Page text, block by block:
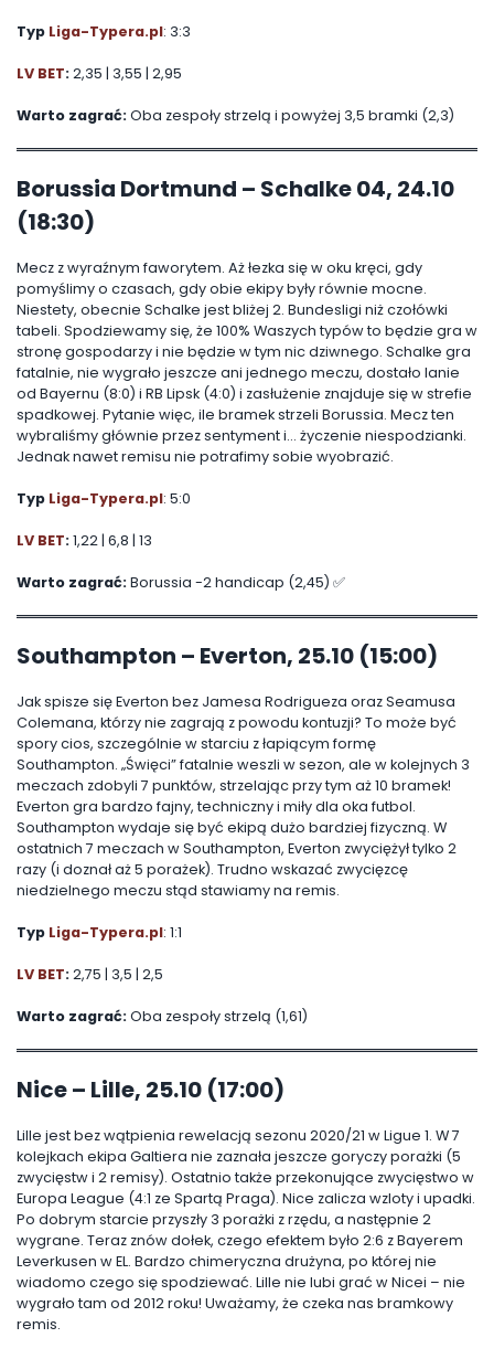
Typ Liga-Typera.pl: 3:3
LV BET:2,35 | 3,55 | 2,95
Warto zagrać:Oba zespoły strzelą i powyżej 3,5 bramki (2,3)
Borussia Dortmund – Schalke 04, 24.10
(18:30)
Mecz z wyraźnym faworytem. Aż łezka się w oku kręci, gdy
pomyślimy o czasach, gdy obie ekipy były równie mocne.
Niestety, obecnie Schalke jest bliżej 2. Bundesligi niż czołówki
tabeli. Spodziewamy się, że 100% Waszych typów to będzie gra w
stronę gospodarzy i nie będzie w tym nic dziwnego. Schalke gra
fatalnie, nie wygrało jeszcze ani jednego meczu, dostało lanie
od Bayernu (8:0) i RB Lipsk (4:0) i zasłużenie znajduje się w strefie
spadkowej. Pytanie więc, ile bramek strzeli Borussia. Mecz ten
wybraliśmy głównie przez sentyment i… życzenie niespodzianki.
Jednak nawet remisu nie potrafimy sobie wyobrazić.
Typ Liga-Typera.pl: 5:0
LV BET:1,22 | 6,8 | 13
Warto zagrać:Borussia -2 handicap (2,45) ✅
Southampton – Everton, 25.10 (15:00)
Jak spisze się Everton bez Jamesa Rodrigueza oraz Seamusa
Colemana, którzy nie zagrają z powodu kontuzji? To może być
spory cios, szczególnie w starciu z łapiącym formę
Southampton. „Święci” fatalnie weszli w sezon, ale w kolejnych 3
meczach zdobyli 7 punktów, strzelając przy tym aż 10 bramek!
Everton gra bardzo fajny, techniczny i miły dla oka futbol.
Southampton wydaje się być ekipą dużo bardziej fizyczną. W
ostatnich 7 meczach w Southampton, Everton zwyciężył tylko 2
razy (i doznał aż 5 porażek). Trudno wskazać zwycięzcę
niedzielnego meczu stąd stawiamy na remis.
Typ Liga-Typera.pl: 1:1
LV BET:2,75 | 3,5 | 2,5
Warto zagrać:Oba zespoły strzelą (1,61)
Nice – Lille, 25.10 (17:00)
Lille jest bez wątpienia rewelacją sezonu 2020/21 w Ligue 1. W 7
kolejkach ekipa Galtiera nie zaznała jeszcze goryczy porażki (5
zwycięstw i 2 remisy). Ostatnio także przekonujące zwycięstwo w
Europa League (4:1 ze Spartą Praga). Nice zalicza wzloty i upadki.
Po dobrym starcie przyszły 3 porażki z rzędu, a następnie 2
wygrane. Teraz znów dołek, czego efektem było 2:6 z Bayerem
Leverkusen w EL. Bardzo chimeryczna drużyna, po której nie
wiadomo czego się spodziewać. Lille nie lubi grać w Nicei – nie
wygrało tam od 2012 roku! Uważamy, że czeka nas bramkowy
remis.